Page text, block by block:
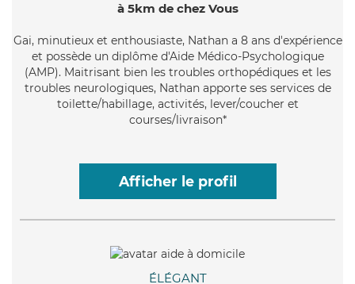
à 5km de chez Vous
Gai, minutieux et enthousiaste, Nathan a 8 ans d'expérience
et possède un diplôme d'Aide Médico-Psychologique
(AMP). Maitrisant bien les troubles orthopédiques et les
troubles neurologiques, Nathan apporte ses services de
toilette/habillage, activités, lever/coucher et
courses/livraison*
Afficher le profil
ÉLÉGANT